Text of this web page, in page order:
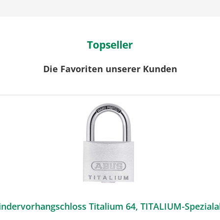
Topseller
Die Favoriten unserer Kunden
ABUS Zylindervorhangschloss Titalium 64,